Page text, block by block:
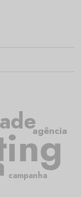
campanha
agência